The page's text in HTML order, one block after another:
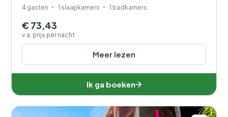
4 gasten 1 slaapkamers 1 badkamers
Meer lezen
€ 73,43
v.a. prijs per nacht
Ik ga boeken